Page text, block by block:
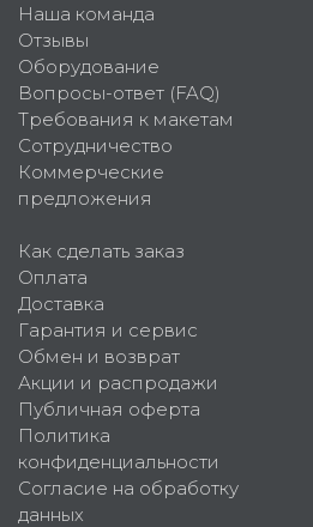
Наша команда
Отзывы
Оборудование
Вопросы-ответ (FAQ)
Требования к макетам
Сотрудничество
Коммерческие
предложения
Как сделать заказ
Оплата
Доставка
Гарантия и сервис
Обмен и возврат
Акции и распродажи
Публичная оферта
Политика
конфиденциальности
Согласие на обработку
данных